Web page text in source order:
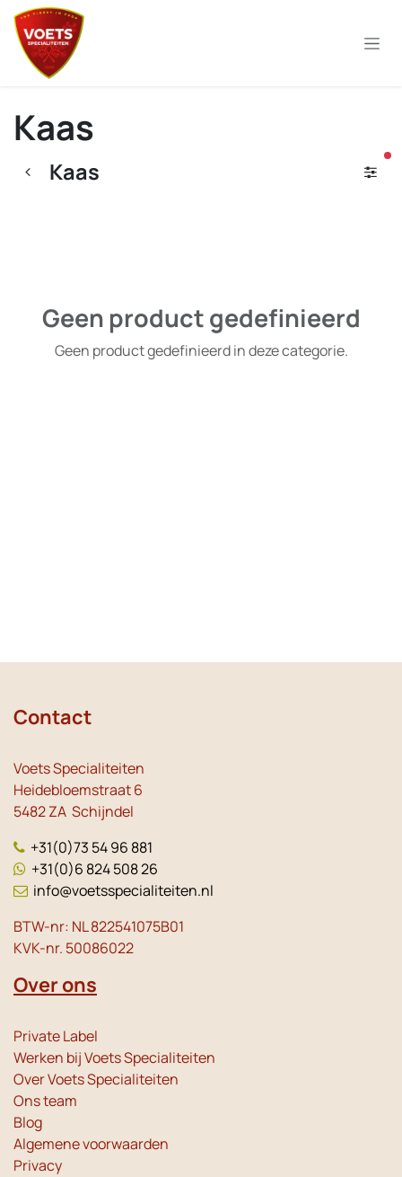
Overslaan naar inhoud
Kaas
Kaas
Geen product gedefinieerd
Geen product gedefinieerd in deze categorie.
Contact
Voets Specialiteiten
Heidebloemstraat 6
5482 ZA Schijndel
+31(0)73 54 96 881
+31(0)6 824 508 26
info@voetsspecialiteiten.nl
BTW-nr: NL 822541075B01
KVK-nr. 50086022
Over ons
Private Label
Werken bij Voets Specialiteiten
Over Voets Specialiteiten
Ons team
Blog
Algemene voorwaarden
Privacy